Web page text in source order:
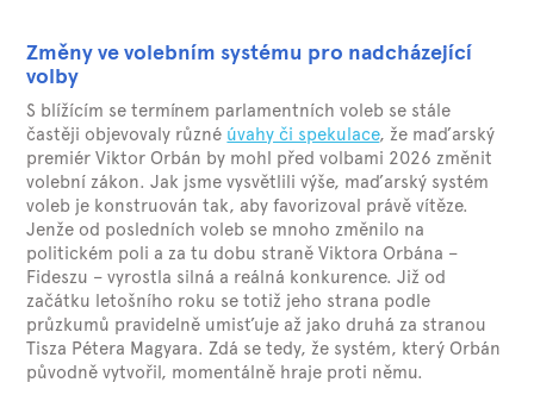
Změny ve volebním systému pro nadcházející
volby
S blížícím se termínem parlamentních voleb se stále
častěji objevovaly různé úvahy či spekulace, že maďarský
premiér Viktor Orbán by mohl před volbami 2026 změnit
volební zákon. Jak jsme vysvětlili výše, maďarský systém
voleb je konstruován tak, aby favorizoval právě vítěze.
Jenže od posledních voleb se mnoho změnilo na
politickém poli a za tu dobu straně Viktora Orbána –
Fideszu – vyrostla silná a reálná konkurence. Již od
začátku letošního roku se totiž jeho strana podle
průzkumů pravidelně umisťuje až jako druhá za stranou
Tisza Pétera Magyara. Zdá se tedy, že systém, který Orbán
původně vytvořil, momentálně hraje proti němu.